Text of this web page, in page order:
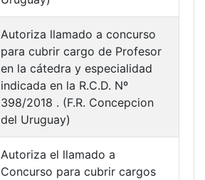
Autoriza llamado a concurso
para cubrir cargo de Profesor
en la cátedra y especialidad
indicada en la R.C.D. Nº
398/2018 . (F.R. Concepcion
del Uruguay)
Autoriza el llamado a
Concurso para cubrir cargos